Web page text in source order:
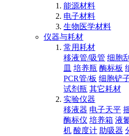
能源材料
电子材料
生物医学材料
仪器与耗材
常用耗材
移液管/吸管 细胞
皿 培养瓶 酶标板
PCR管/板 细胞铲
试剂瓶 其它耗材
实验仪器
移液器 电子天平
酶标仪 培养箱 液
机 酸度计 助吸器